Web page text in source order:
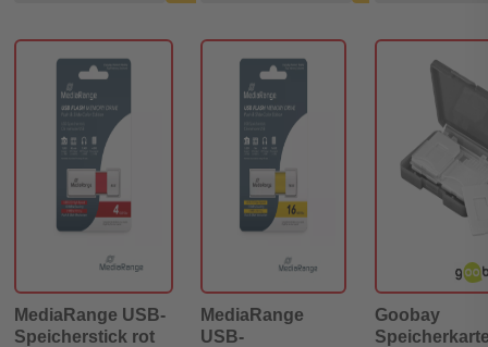
MediaRange USB-
Speicherstick rot
MediaRange
USB-
Goobay